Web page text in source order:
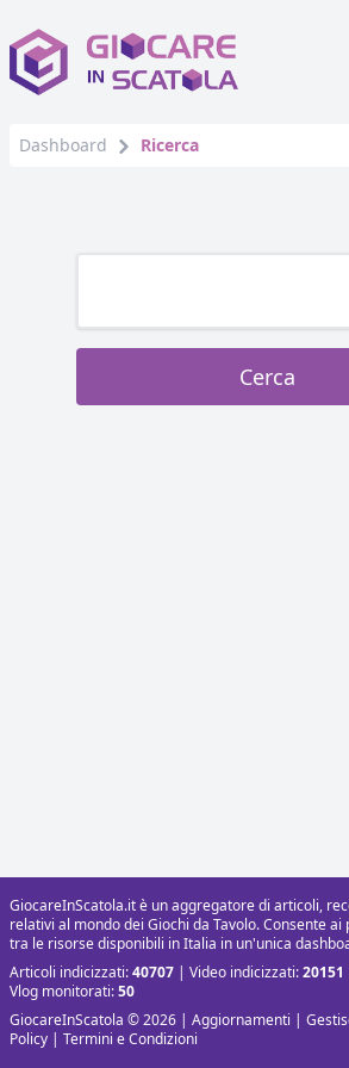
Dashboard Ricerca
Cerca
GiocareInScatola.it è un aggregatore di articoli,
relativi al mondo dei Giochi da Tavolo. Consente
tra le risorse disponibili in Italia in un'unica
Articoli indicizzati:40707 | Video indicizzati:20151
Vlog monitorati:50
GiocareInScatola © 2026 | Aggiornamenti |
Policy | Termini e Condizioni